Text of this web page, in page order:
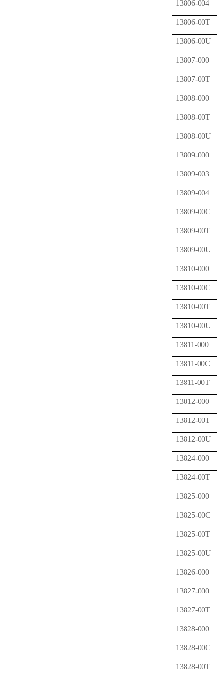
13806-004
13806-00T
13806-00U
13807-000
13807-00T
13808-000
13808-00T
13808-00U
13809-000
13809-003
13809-004
13809-00C
13809-00T
13809-00U
13810-000
13810-00C
13810-00T
13810-00U
13811-000
13811-00C
13811-00T
13812-000
13812-00T
13812-00U
13824-000
13824-00T
13825-000
13825-00C
13825-00T
13825-00U
13826-000
13827-000
13827-00T
13828-000
13828-00C
13828-00T